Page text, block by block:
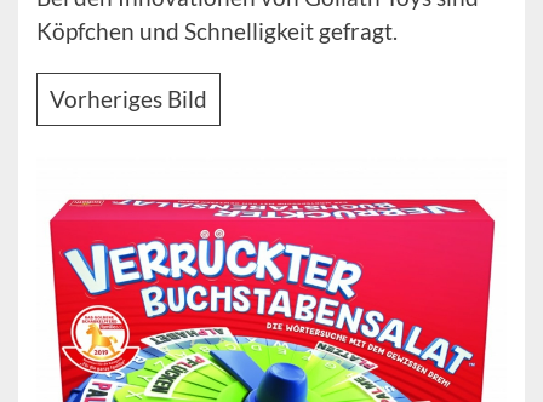
Köpfchen und Schnelligkeit gefragt.
Vorheriges Bild